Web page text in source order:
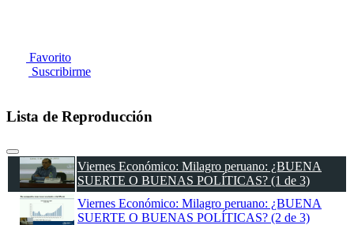
Favorito
Suscribirme
Lista de Reproducción
Viernes Económico: Milagro peruano: ¿BUENA
SUERTE O BUENAS POLÍTICAS? (1 de 3)
Viernes Económico: Milagro peruano: ¿BUENA
SUERTE O BUENAS POLÍTICAS? (2 de 3)